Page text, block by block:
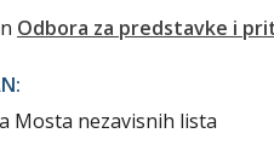
Odbora za predstavke i
Mosta nezavisnih lista